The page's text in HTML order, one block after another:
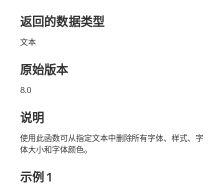
返回的数据类型
文本
原始版本
8.0
说明
使用此函数可从指定文本中删除所有字体、样式、字
体大小和字体颜色。
示例 1